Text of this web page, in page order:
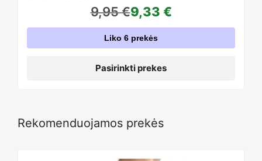
9,95€9,33 €
Liko 6 prekės
Pasirinkti prekes
may
Rekomenduojamos prekės